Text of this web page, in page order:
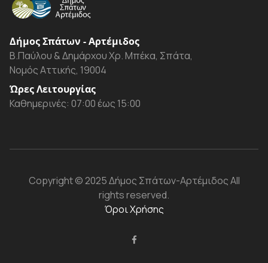
Δήμος Σπάτων - Αρτέμιδος
Β.Παύλου & Δημάρχου Χρ. Μπέκα, Σπάτα,
Νομός Αττικής, 19004
Ώρες Λειτουργίας
Καθημερινές: 07:00 έως 15:00
Copyright© 2025 Δήμος Σπάτων-ΑρτέμιδοςAll
rights reserved.
Όροι Χρήσης